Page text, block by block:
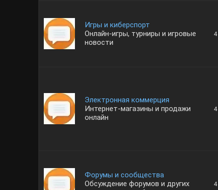
Игры и киберспорт
Онлайн-игры, турниры и игровые
новости
4
Электронная коммерция
Интернет-магазины и продажи
онлайн
4
Форумы и сообщества
Обсуждение форумов и других
4